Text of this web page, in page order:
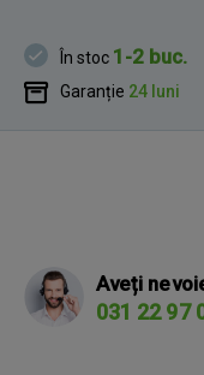
În stoc 1-2 buc.
Garanție 24 luni
Aveți
031 22 97